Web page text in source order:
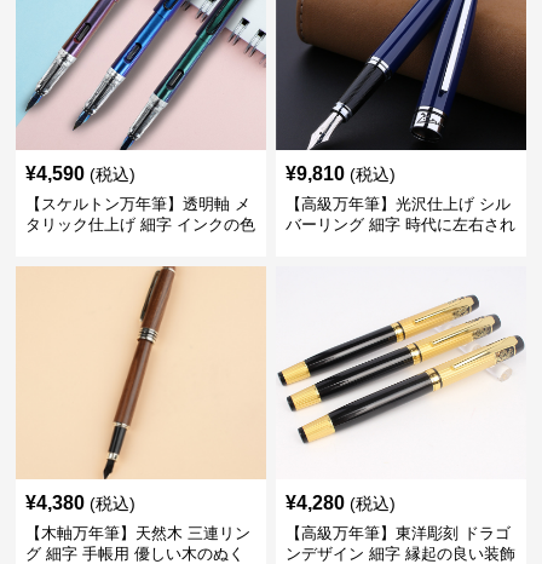
¥4,590 (税込)
【スケルトン万年筆】透明軸 メ
タリック仕上げ 細字 インクの色
する
¥9,810 (税込)
【高級万年筆】光沢仕上げ シル
バーリング 細字 時代に左右され
¥4,380 (税込)
【木軸万年筆】天然木 三連リン
グ 細字 手帳用 優しい木のぬく
¥4,280 (税込)
【高級万年筆】東洋彫刻 ドラゴ
ンデザイン 細字 縁起の良い装飾